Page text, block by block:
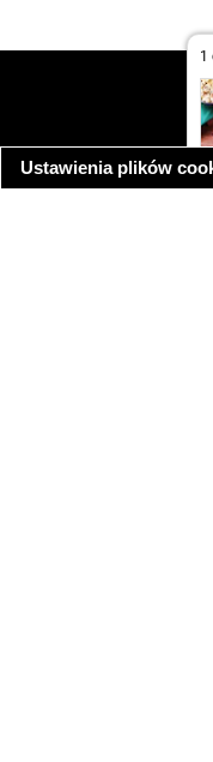
Ustawienia plików
1
informacja